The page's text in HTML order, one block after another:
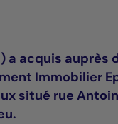
a acquis auprès
Immobilier
situé rue